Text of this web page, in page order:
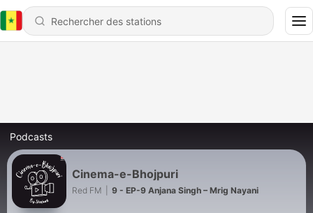
Podcasts
Cinema-e-Bhojpuri
Red FM 9 - EP-9 Anjana Singh – Mrig Nayani